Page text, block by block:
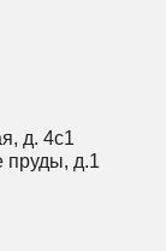
д. 4с1
пруды, д.1